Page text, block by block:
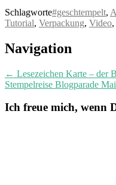
Schlagworte#geschtempelt,
Tutorial, Verpackung, Video,
Post
Navigation
← Lesezeichen Karte – der
Stempelreise Blogparade
Ich freue mich, wenn